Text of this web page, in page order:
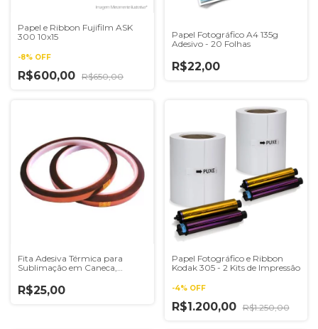
Papel e Ribbon Fujifilm ASK
300 10x15
-8% OFF
R$600,00 R$650,00
Papel Fotográfico A4 135g
Adesivo - 20 Folhas
R$22,00
Fita Adesiva Térmica para
Sublimação em Caneca,
MousePad
R$25,00
Papel Fotográfico e Ribbon
Kodak 305 - 2 Kits de Impressão
-4% OFF
R$1.200,00 R$1.250,00